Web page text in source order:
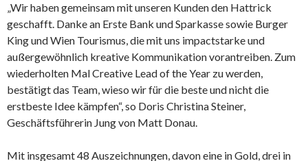
„Wir haben gemeinsam mit unseren Kunden den Hattrick
geschafft. Danke an Erste Bank und Sparkasse sowie Burger
King und Wien Tourismus, die mit uns impactstarke und
außergewöhnlich kreative Kommunikation vorantreiben. Zum
wiederholten Mal Creative Lead of the Year zu werden,
bestätigt das Team, wieso wir für die beste und nicht die
erstbeste Idee kämpfen“, so Doris Christina Steiner,
Geschäftsführerin Jung von Matt Donau.
Mit insgesamt 48 Auszeichnungen, davon eine in Gold, drei in